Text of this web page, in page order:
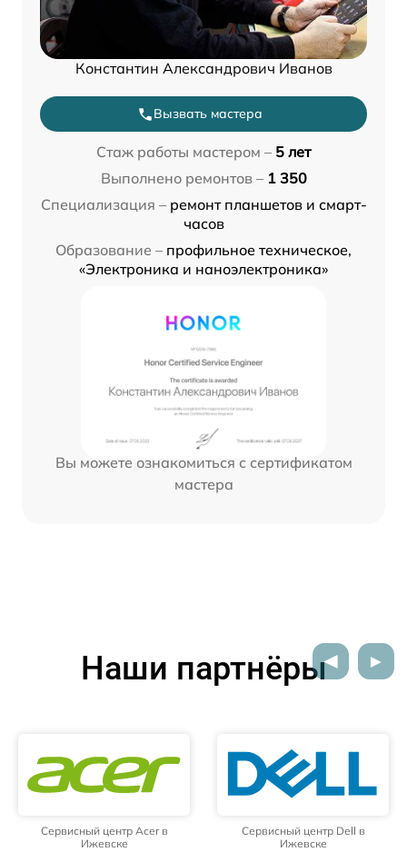
Константин Александрович Иванов
Вызвать мастера
Стаж работы мастером – 5 лет
Выполнено ремонтов – 1 350
Специализация – ремонт планшетов и смарт-
часов
Образование – профильное техническое,
«Электроника и наноэлектроника»
Вы можете ознакомиться с сертификатом
мастера
Наши партнёры
Сервисный центр Acer в
Ижевске
Сервисный центр Dell в
Ижевске